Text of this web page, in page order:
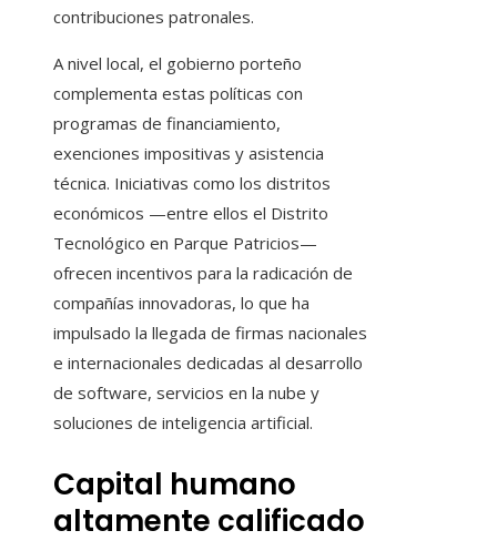
contribuciones patronales.
A nivel local, el gobierno porteño
complementa estas políticas con
programas de financiamiento,
exenciones impositivas y asistencia
técnica. Iniciativas como los distritos
económicos —entre ellos el Distrito
Tecnológico en Parque Patricios—
ofrecen incentivos para la radicación de
compañías innovadoras, lo que ha
impulsado la llegada de firmas nacionales
e internacionales dedicadas al desarrollo
de software, servicios en la nube y
soluciones de inteligencia artificial.
Capital humano
altamente calificado